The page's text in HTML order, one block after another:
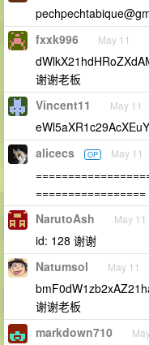
fxxk996 May 11
谢谢老板
Vincent11 May 11
alicecs OP May 11
=================
NarutoAsh May 11
id: 128 谢谢
Natumsol May 11
谢谢老板
markdown710